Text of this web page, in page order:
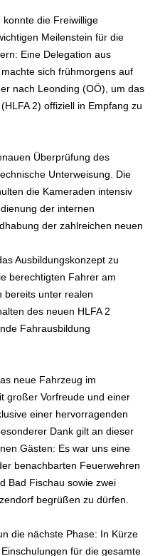
die Freiwillige
Meilenstein für die
Eine Delegation aus
sich frühmorgens auf
nach Leonding (OÖ), um das
2) offiziell in Empfang zu
Überprüfung des
Unterweisung. Die
die Kameraden intensiv
der internen
der zahlreichen neuen
Ausbildungskonzept zu
berechtigten Fahrer am
bereits unter realen
des neuen HLFA 2
Fahrausbildung
neue Fahrzeug im
großer Vorfreude und einer
einer hervorragenden
Dank gilt an dieser
Gästen: Es war uns eine
benachbarten Feuerwehren
Bad Fischau sowie zwei
begrüßen zu dürfen.
die nächste Phase: In Kürze
für die gesamte